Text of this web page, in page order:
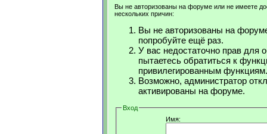
Вы не авторизованы на форуме или не имеете
нескольких причин:
Вы не авторизованы на
попробуйте ещё раз.
У вас недостаточно прав для
пытаетесь обратиться к
привилегированным функциям.
Возможно, администратор
активированы на форуме.
Вход
Имя: